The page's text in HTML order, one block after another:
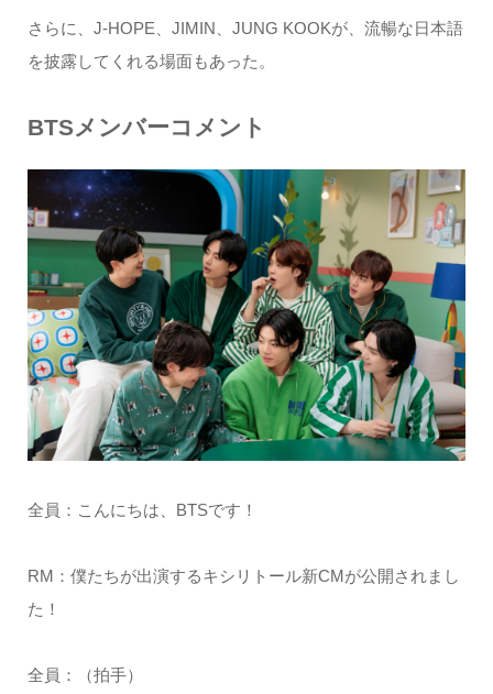
さらに、J-HOPE、JIMIN、JUNG KOOKが、流暢な日本語
を披露してくれる場面もあった。
BTSメンバーコメント
全員：こんにちは、BTSです！
RM：僕たちが出演するキシリトール新CMが公開されまし
た！
全員：（拍手）